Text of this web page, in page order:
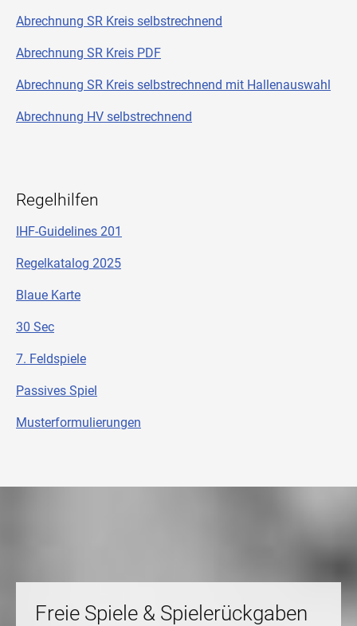
Abrechnung SR Kreis selbstrechnend
Abrechnung SR Kreis PDF
Abrechnung SR Kreis selbstrechnend mit Hallenauswahl
Abrechnung HV selbstrechnend
Regelhilfen
IHF-Guidelines 201
Regelkatalog 2025
Blaue Karte
30 Sec
7. Feldspiele
Passives Spiel
Musterformulierungen
Freie Spiele & Spielerückgaben